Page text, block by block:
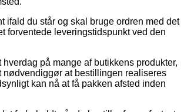
du står og skal bruge ordren med det
forventede leveringstidspunkt ved den
på mange af butikkens produkter,
nødvendiggør at bestillingen realiseres
kan nå at få pakken afsted inden